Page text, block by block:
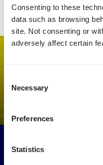
Consenting to these
data such as browsing
site. Not consenting or
adversely affect certain
Selection
Necessary
Preferences
Statistics
Gebruik vrachtwagens